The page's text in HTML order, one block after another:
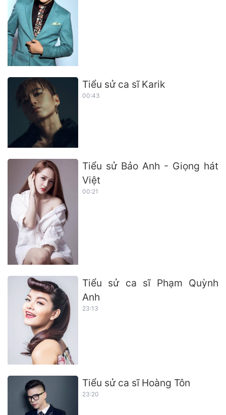
Tiểu sử ca sĩ Karik
00:43
Tiểu sử Bảo Anh - Giọng hát
Việt
00:21
Tiểu sử ca sĩ Phạm Quỳnh
Anh
23:13
Tiểu sử ca sĩ Hoàng Tôn
23:20